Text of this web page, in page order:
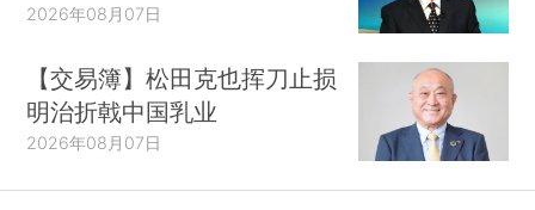
2026年08月07日
【交易簿】松田克也挥刀止损
明治折戟中国乳业
2026年08月07日